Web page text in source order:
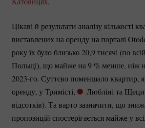
Цікаві й результати аналізу кількості
виставлених на оренду на порталі
року їх було близько 20,9 тисячі (по
Польщі), що майже на 9 % менше, ніж
2023-го. Суттєво поменшало квартир,
оренду, у Тримісті,
Любліні та
відсотків). Та варто зазначити, що
пропозицій спостерігається майже у